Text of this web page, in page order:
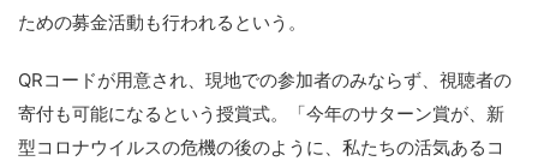
ための募金活動も行われるという。
QRコードが用意され、現地での参加者のみならず、視聴者の
寄付も可能になるという授賞式。「今年のサターン賞が、新
型コロナウイルスの危機の後のように、私たちの活気あるコ